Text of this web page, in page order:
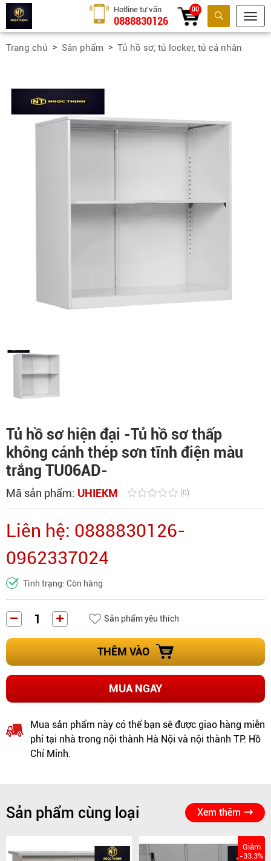
Tìm kiếm
Hotline tư vấn
0888830126
00
Trang chủ Sản phẩm Tủ hồ sơ, tủ locker, tủ cá nhân
Tủ hồ sơ hiện đại -Tủ hồ sơ thấp
không cánh thép sơn tĩnh điện màu
trắng TU06AD-
Mã sản phẩm: UHIEKM (0)
Liên hệ: 0888830126-
0962337024
Tình trạng: Còn hàng
Sản phẩm yêu thích
THÊM VÀO
MUA NGAY
Mua sản phẩm này có thể bạn sẽ được giao hàng miễn
phí tại nhà trong nội thành Hà Nội và nội thành TP. Hồ
Chí Minh.
Sản phẩm cùng loại Xem thêm
Giảm
-33.3%